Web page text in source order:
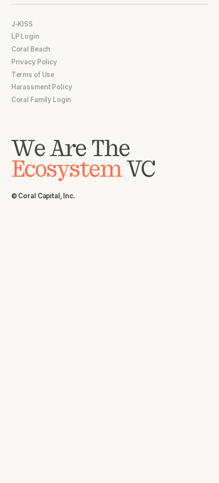
J-KISS
LP Login
Coral Beach
Privacy Policy
Terms of Use
Harassment Policy
Coral Family Login
We Are The
EcosystemVC
© Coral Capital, Inc.